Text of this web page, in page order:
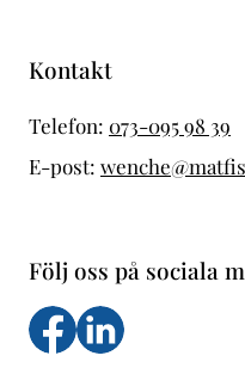
Kontakt
Telefon: 073-095 98 39
E-post:
Följ oss på sociala
Följ oss på facebook
Följs oss på